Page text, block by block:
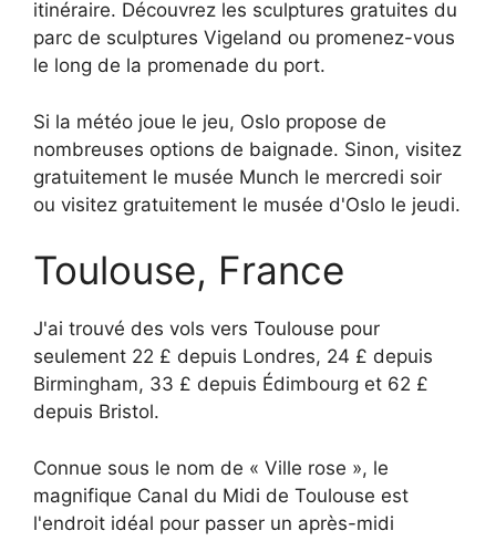
itinéraire. Découvrez les sculptures gratuites du
parc de sculptures Vigeland ou promenez-vous
le long de la promenade du port.
Si la météo joue le jeu, Oslo propose de
nombreuses options de baignade. Sinon, visitez
gratuitement le musée Munch le mercredi soir
ou visitez gratuitement le musée d'Oslo le jeudi.
Toulouse, France
J'ai trouvé des vols vers Toulouse pour
seulement 22 £ depuis Londres, 24 £ depuis
Birmingham, 33 £ depuis Édimbourg et 62 £
depuis Bristol.
Connue sous le nom de « Ville rose », le
magnifique Canal du Midi de Toulouse est
l'endroit idéal pour passer un après-midi